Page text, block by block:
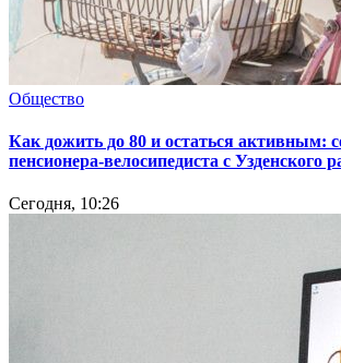
Общество
Как дожить до 80 и остаться активным:
пенсионера-велосипедиста с Узденского
Сегодня, 10:26